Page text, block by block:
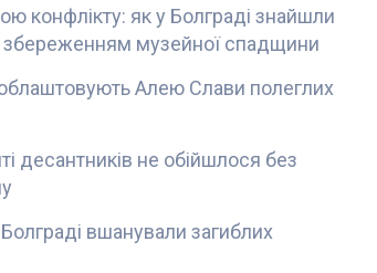
конфлікту: як у Болграді знайшли
збереженням музейної спадщини
Алею Слави полеглих
десантників не обійшлося без
Болграді вшанували загиблих